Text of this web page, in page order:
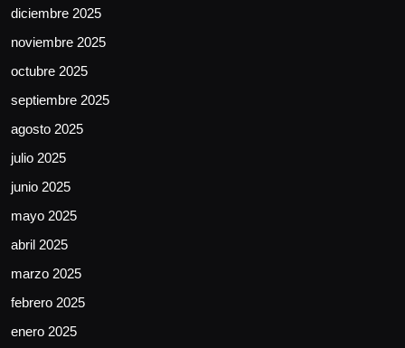
diciembre 2025
noviembre 2025
octubre 2025
septiembre 2025
agosto 2025
julio 2025
junio 2025
mayo 2025
abril 2025
marzo 2025
febrero 2025
enero 2025